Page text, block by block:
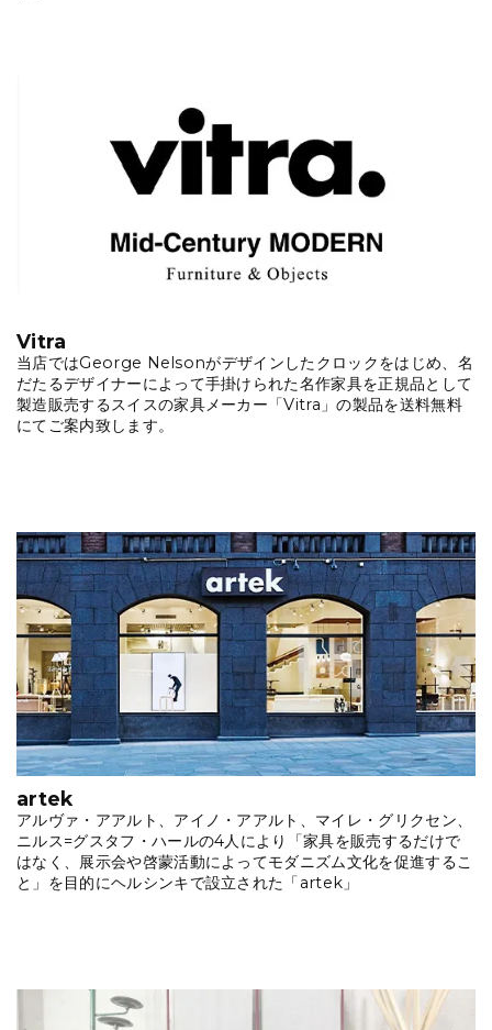
Vitra
当店ではGeorge Nelsonがデザインしたクロックをはじめ、名
だたるデザイナーによって手掛けられた名作家具を正規品として
製造販売するスイスの家具メーカー「Vitra」の製品を送料無料
にてご案内致します。
artek
アルヴァ・アアルト、アイノ・アアルト、マイレ・グリクセン、
ニルス=グスタフ・ハールの4人により「家具を販売するだけで
はなく、展示会や啓蒙活動によってモダニズム文化を促進するこ
と」を目的にヘルシンキで設立された「artek」